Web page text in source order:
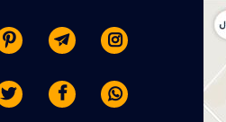





